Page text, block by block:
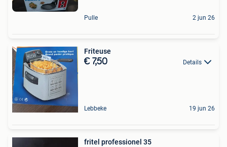
Pulle 2 jun 26
Friteuse
€ 7,50 Details
Lebbeke 19 jun 26
fritel professionel 35